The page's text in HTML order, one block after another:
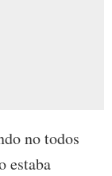
no todos
estaba